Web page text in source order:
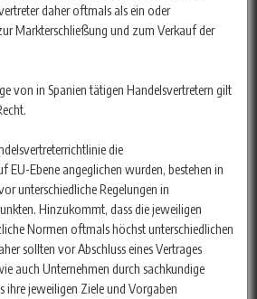
daher oftmals als ein oder
Markterschließung und zum Verkauf der
von in Spanien tätigen Handelsvertretern gilt
die
EU-Ebene angeglichen wurden, bestehen in
unterschiedliche Regelungen in
Hinzukommt, dass die jeweiligen
Normen oftmals höchst unterschiedlichen
sollten vor Abschluss eines Vertrages
auch Unternehmen durch sachkundige
ihre jeweiligen Ziele und Vorgaben